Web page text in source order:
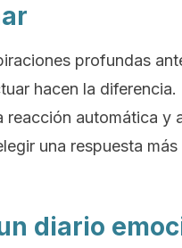
profundas
hacen la diferencia.
reacción automática y
una respuesta más
diario